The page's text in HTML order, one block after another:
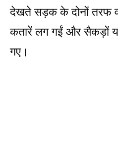
देखते सड़क के दोनों तरफ
कतारें लग गईं और सैकड़ों
गए।